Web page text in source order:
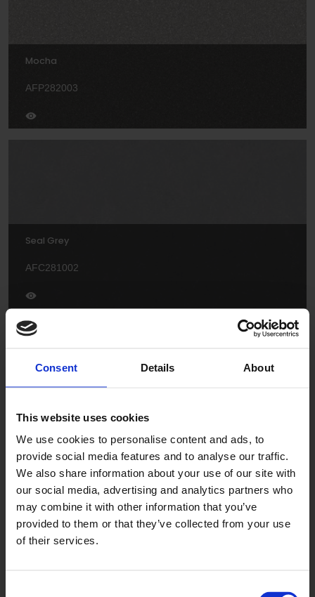
Consent Details About
This website uses cookies
We use cookies to personalise content and ads, to
provide social media features and to analyse our traffic.
We also share information about your use of our site with
our social media, advertising and analytics partners who
may combine it with other information that you’ve
provided to them or that they’ve collected from your use
of their services.
Mocha
AFP282003
Seal Grey
AFC281002
Graphite